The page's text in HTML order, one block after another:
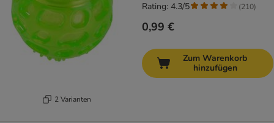
2 Varianten
0,99 €
Rating: 4.3/5 (210)
Zum Warenkorb
hinzufügen